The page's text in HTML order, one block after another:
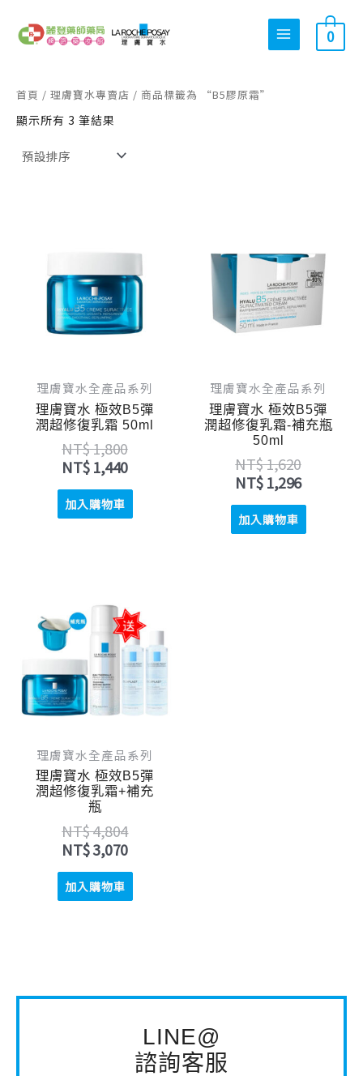
0
首頁 / 理膚寶水專賣店 / 商品標籤為 “B5膠原霜”
顯示所有 3 筆結果
理膚寶水全產品系列
理膚寶水 極效B5彈
潤超修復乳霜 50ml
NT$1,800
價
格：
NT$ 1,800。
NT$1,440
價
格：
NT$ 1,440。
加入購物車
理膚寶水全產品系列
理膚寶水 極效B5彈
潤超修復乳霜-補充瓶
50ml
NT$1,620
價
格：
NT$
NT$1,296
價
格：
NT$
加入購物車
理膚寶水全產品系列
理膚寶水 極效B5彈
潤超修復乳霜+補充
瓶
NT$4,804
始
價
格：
NT$ 4,804。
NT$3,070
前
價
格：
NT$ 3,070。
加入購物車
LINE@
諮詢客服
尋
字
: